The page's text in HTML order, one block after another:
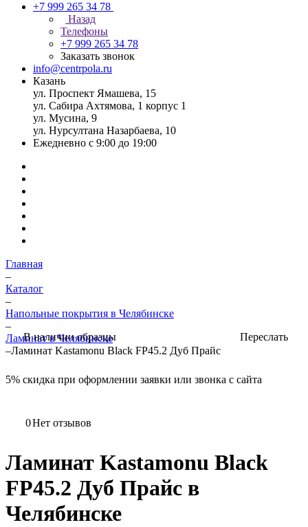
+7 999 265 34 78
Назад
Телефоны
+7 999 265 34 78
Заказать звонок
info@centrpola.ru
Казань
ул. Проспект Ямашева, 15
ул. Сабира Ахтямова, 1 корпус 1
ул. Мусина, 9
ул. Нурсултана Назарбаева, 10
Ежедневно с 9:00 до 19:00
Главная
–
Каталог
–
Напольные покрытия в Челябинске
–
Ламинат в Челябинске
–Ламинат Kastamonu Black FP45.2 Дуб Прайс
5% скидка при оформлении заявки или звонка с сайта
0Нет отзывов
Ламинат Kastamonu Black
FP45.2 Дуб Прайс в
Челябинске
В наличии образцы Переслать